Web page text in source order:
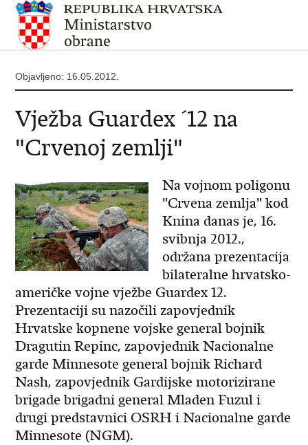
Objavljeno: 16.05.2012.
Vježba Guardex ´12 na
"Crvenoj zemlji"
Na vojnom poligonu
"Crvena zemlja" kod
Knina danas je, 16.
svibnja 2012.,
održana prezentacija
bilateralne hrvatsko-
američke vojne vježbe Guardex 12.
Prezentaciji su nazočili zapovjednik
Hrvatske kopnene vojske general bojnik
Dragutin Repinc, zapovjednik Nacionalne
garde Minnesote general bojnik Richard
Nash, zapovjednik Gardijske motorizirane
brigade brigadni general Mladen Fuzul i
drugi predstavnici OSRH i Nacionalne garde
Minnesote (NGM).